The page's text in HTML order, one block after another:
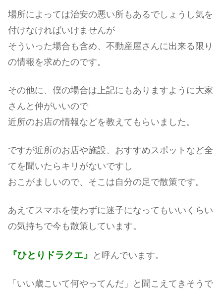
場所によっては治安の悪い所もあるでしょうし気を
付けなければいけませんが
そういった場合も含め、不動産屋さんに出来る限り
の情報を求めたのです。
その他に、僕の場合は上記にもありますように大家
さんと仲がいいので
近所のお店の情報などを教えてもらいました。
ですが近所のお店や施設、おすすめスポットなど全
てを聞いたらキリがないですし
おこがましいので、そこは自分の足で散策です。
あえてスマホを使わずに迷子になってもいいくらい
の気持ちで今も散策しています。
『ひとりドラクエ』 と呼んでいます。
「いい歳こいて何やってんだ」と聞こえてきそうで